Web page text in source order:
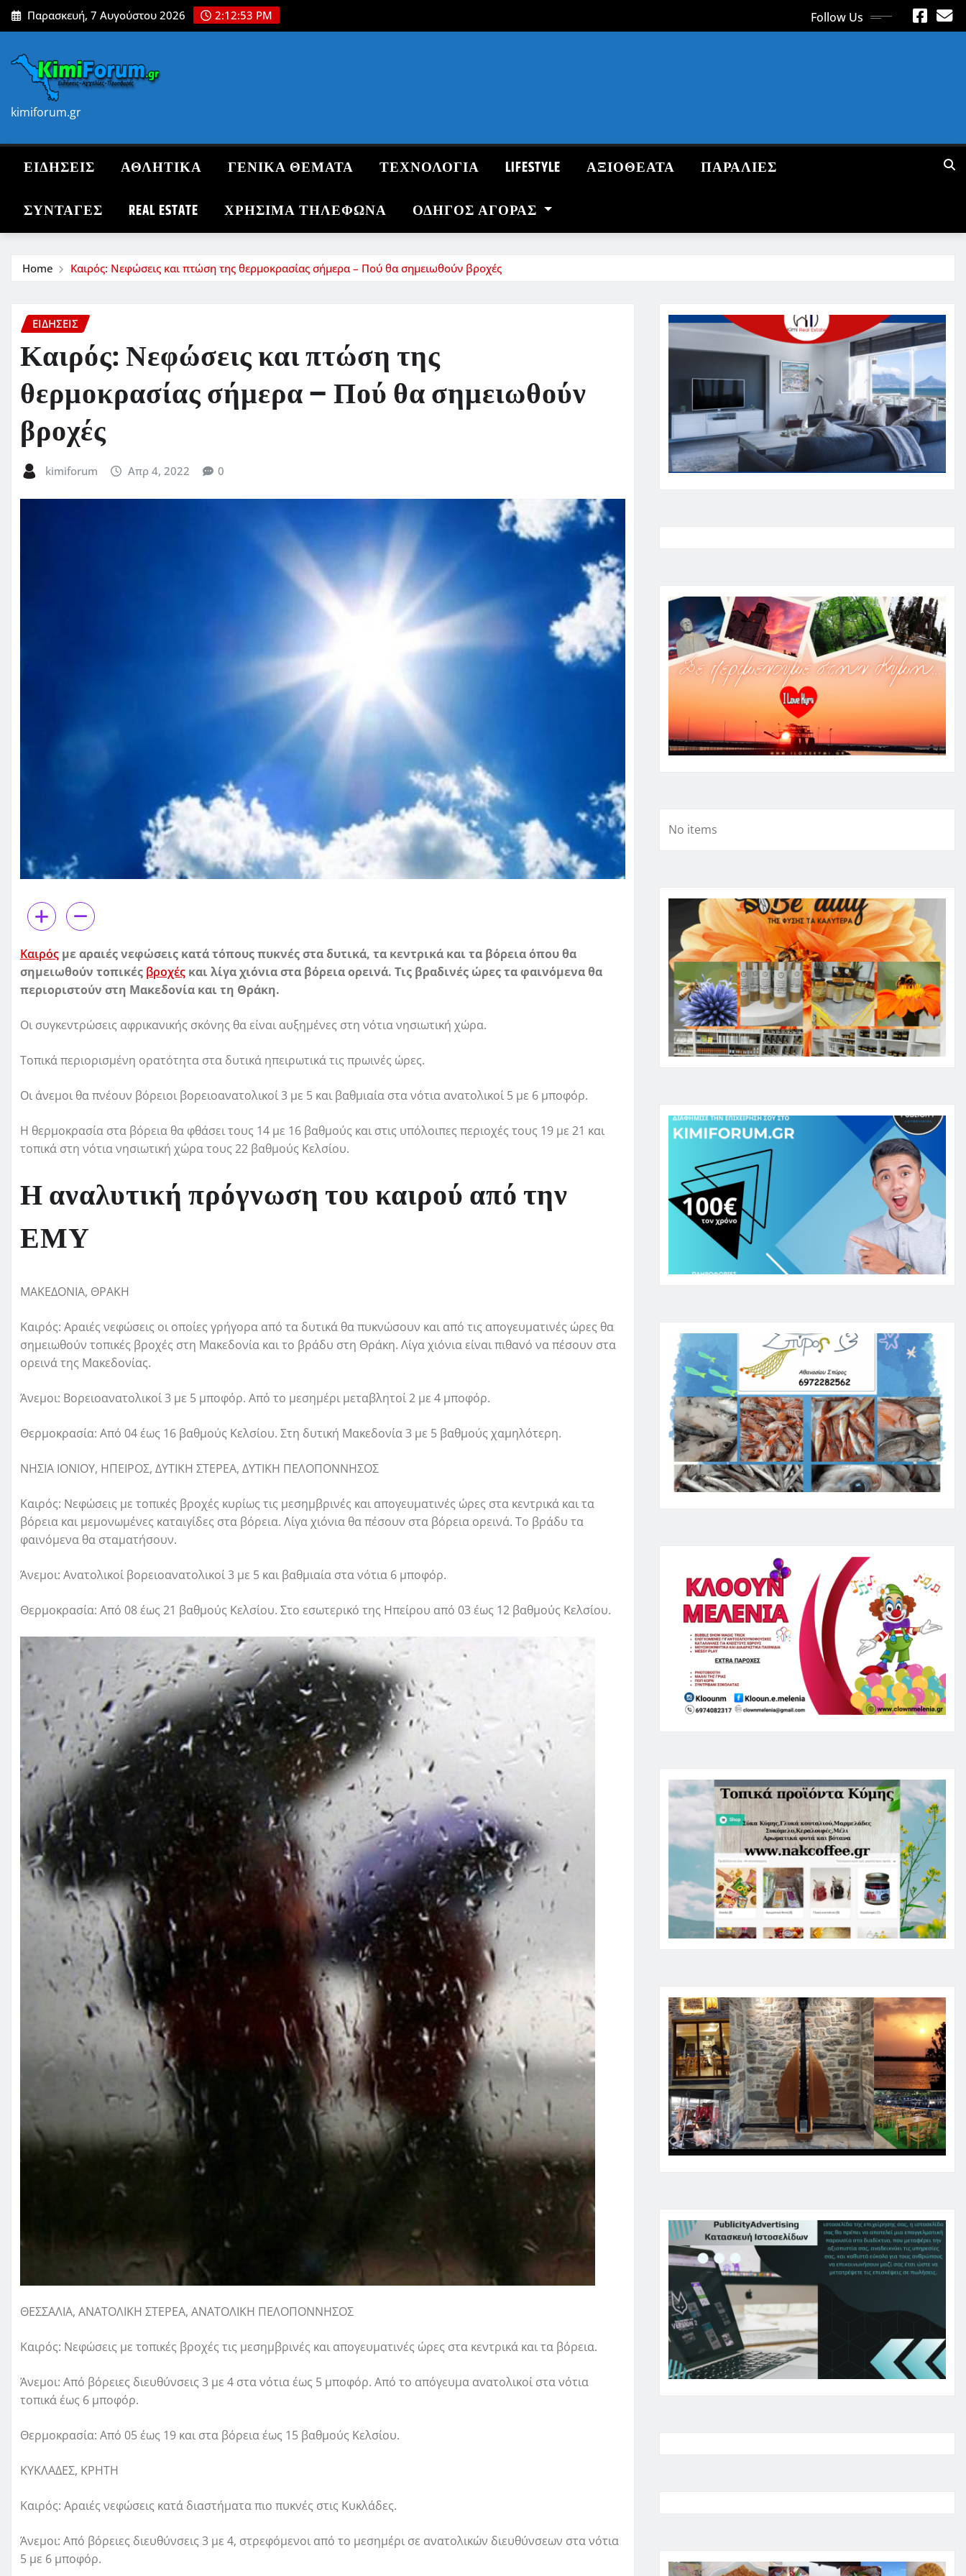
Skip
to
Παρασκευή, 7 Αυγούστου 2026 2:12:55 PM Follow Us
kimiforum.gr
ΕΙΔΗΣΕΙΣ ΑΘΛΗΤΙΚΑ ΓΕΝΙΚΑ ΘΕΜΑΤΑ ΤΕΧΝΟΛΟΓΙΑ LIFESTYLE ΑΞΙΟΘΕΑΤΑ ΠΑΡΑΛΙΕΣ
ΣΥΝΤΑΓΈΣ REAL ESTATE ΧΡΗΣΙΜΑ ΤΗΛΕΦΩΝΑ ΟΔΗΓΌΣ ΑΓΟΡΆΣ
Home Καιρός: Νεφώσεις και πτώση της θερμοκρασίας σήμερα – Πού θα σημειωθούν βροχές
ΕΙΔΗΣΕΙΣ
Καιρός: Νεφώσεις και πτώση της
θερμοκρασίας σήμερα – Πού θα σημειωθούν
βροχές
kimiforum Απρ 4, 2022 0
Καιρός με αραιές νεφώσεις κατά τόπους πυκνές στα δυτικά, τα κεντρικά και τα βόρεια όπου θα
σημειωθούν τοπικές βροχές και λίγα χιόνια στα βόρεια ορεινά. Τις βραδινές ώρες τα φαινόμενα θα
περιοριστούν στη Μακεδονία και τη Θράκη.
Οι συγκεντρώσεις αφρικανικής σκόνης θα είναι αυξημένες στη νότια νησιωτική χώρα.
Τοπικά περιορισμένη ορατότητα στα δυτικά ηπειρωτικά τις πρωινές ώρες.
Οι άνεμοι θα πνέουν βόρειοι βορειοανατολικοί 3 με 5 και βαθμιαία στα νότια ανατολικοί 5 με 6 μποφόρ.
Η θερμοκρασία στα βόρεια θα φθάσει τους 14 με 16 βαθμούς και στις υπόλοιπες περιοχές τους 19 με 21 και
τοπικά στη νότια νησιωτική χώρα τους 22 βαθμούς Κελσίου.
Η αναλυτική πρόγνωση του καιρού από την
ΕΜΥ
ΜΑΚΕΔΟΝΙΑ, ΘΡΑΚΗ
Καιρός: Αραιές νεφώσεις οι οποίες γρήγορα από τα δυτικά θα πυκνώσουν και από τις απογευματινές ώρες θα
σημειωθούν τοπικές βροχές στη Μακεδονία και το βράδυ στη Θράκη. Λίγα χιόνια είναι πιθανό να πέσουν στα
ορεινά της Μακεδονίας.
Άνεμοι: Βορειοανατολικοί 3 με 5 μποφόρ. Από το μεσημέρι μεταβλητοί 2 με 4 μποφόρ.
Θερμοκρασία: Από 04 έως 16 βαθμούς Κελσίου. Στη δυτική Μακεδονία 3 με 5 βαθμούς χαμηλότερη.
ΝΗΣΙΑ ΙΟΝΙΟΥ, ΗΠΕΙΡΟΣ, ΔΥΤΙΚΗ ΣΤΕΡΕΑ, ΔΥΤΙΚΗ ΠΕΛΟΠΟΝΝΗΣΟΣ
Καιρός: Νεφώσεις με τοπικές βροχές κυρίως τις μεσημβρινές και απογευματινές ώρες στα κεντρικά και τα
βόρεια και μεμονωμένες καταιγίδες στα βόρεια. Λίγα χιόνια θα πέσουν στα βόρεια ορεινά. Το βράδυ τα
φαινόμενα θα σταματήσουν.
Άνεμοι: Ανατολικοί βορειοανατολικοί 3 με 5 και βαθμιαία στα νότια 6 μποφόρ.
Θερμοκρασία: Από 08 έως 21 βαθμούς Κελσίου. Στο εσωτερικό της Ηπείρου από 03 έως 12 βαθμούς Κελσίου.
ΘΕΣΣΑΛΙΑ, ΑΝΑΤΟΛΙΚΗ ΣΤΕΡΕΑ, ΑΝΑΤΟΛΙΚΗ ΠΕΛΟΠΟΝΝΗΣΟΣ
Καιρός: Νεφώσεις με τοπικές βροχές τις μεσημβρινές και απογευματινές ώρες στα κεντρικά και τα βόρεια.
Άνεμοι: Από βόρειες διευθύνσεις 3 με 4 στα νότια έως 5 μποφόρ. Από το απόγευμα ανατολικοί στα νότια
τοπικά έως 6 μποφόρ.
Θερμοκρασία: Από 05 έως 19 και στα βόρεια έως 15 βαθμούς Κελσίου.
ΚΥΚΛΑΔΕΣ, ΚΡΗΤΗ
Καιρός: Αραιές νεφώσεις κατά διαστήματα πιο πυκνές στις Κυκλάδες.
Άνεμοι: Από βόρειες διευθύνσεις 3 με 4, στρεφόμενοι από το μεσημέρι σε ανατολικών διευθύνσεων στα νότια
5 με 6 μποφόρ.
No items